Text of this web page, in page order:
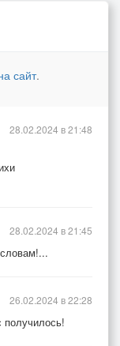
сайт.
28.02.2024 в 21:48
28.02.2024 в 21:45
получилось!
26.02.2024 в 22:28